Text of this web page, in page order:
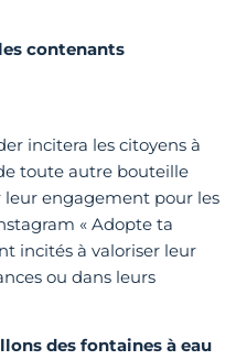
contenants
incitera les citoyens à
toute autre bouteille
engagement pour les
« Adopte ta
incités à valoriser leur
ou dans leurs
des fontaines à eau